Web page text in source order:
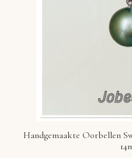
Handgemaakte Oorbellen